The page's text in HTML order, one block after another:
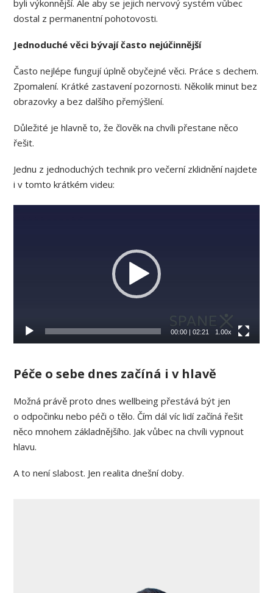
byli výkonnější. Ale aby se jejich nervový systém vůbec
dostal z permanentní pohotovosti.
Jednoduché věci bývají často nejúčinnější
Často nejlépe fungují úplně obyčejné věci. Práce s dechem.
Zpomalení. Krátké zastavení pozornosti. Několik minut bez
obrazovky a bez dalšího přemýšlení.
Důležité je hlavně to, že člověk na chvíli přestane něco
řešit.
Jednu z jednoduchých technik pro večerní zklidnění najdete
i v tomto krátkém videu:
00:00| 02:21 1.00x
Péče o sebe dnes začíná i v hlavě
Možná právě proto dnes wellbeing přestává být jen
o odpočinku nebo péči o tělo. Čím dál víc lidí začíná řešit
něco mnohem základnějšího. Jak vůbec na chvíli vypnout
hlavu.
A to není slabost. Jen realita dnešní doby.